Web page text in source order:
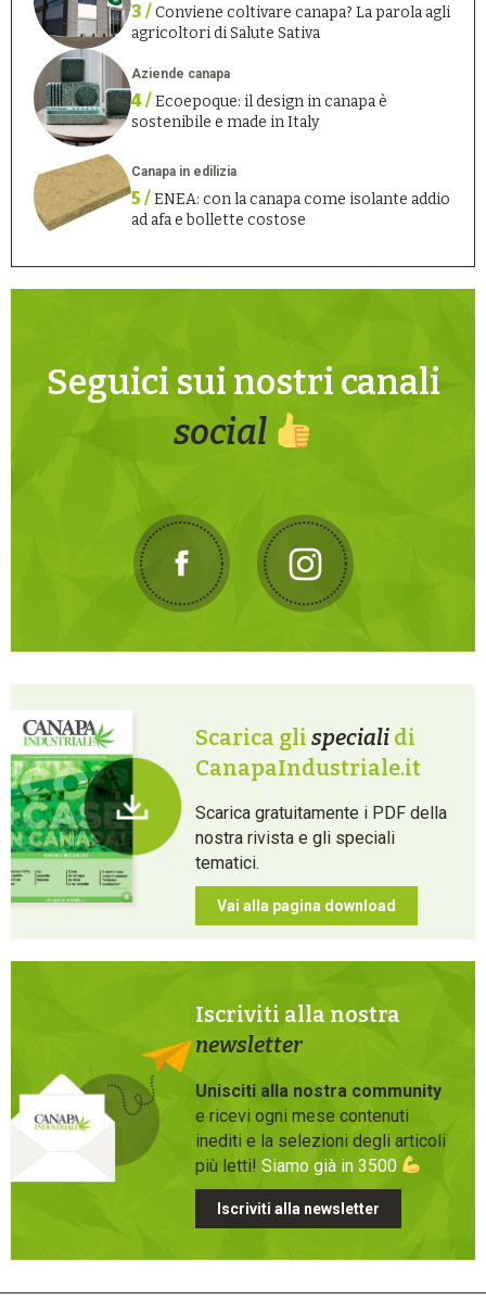
3 /Conviene coltivare canapa? La parola agli
agricoltori di Salute Sativa
Aziende canapa
4 /Ecoepoque: il design in canapa è
sostenibile e made in Italy
Canapa in edilizia
5 /ENEA: con la canapa come isolante addio
ad afa e bollette costose
Seguici sui nostri canali
social
Scarica gli speciali di
CanapaIndustriale.it
Scarica gratuitamente i PDF della
nostra rivista e gli speciali
tematici.
Vai alla pagina download
Iscriviti alla nostra
newsletter
Unisciti alla nostra community
e ricevi ogni mese contenuti
inediti e la selezioni degli articoli
più letti! Siamo già in 3500
Iscriviti alla newsletter